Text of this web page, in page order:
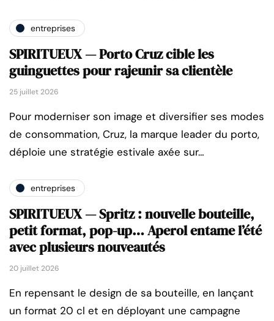
entreprises
SPIRITUEUX — Porto Cruz cible les
guinguettes pour rajeunir sa clientèle
25 juillet 2026
Pour moderniser son image et diversifier ses modes
de consommation, Cruz, la marque leader du porto,
déploie une stratégie estivale axée sur…
entreprises
SPIRITUEUX — Spritz : nouvelle bouteille,
petit format, pop-up… Aperol entame l’été
avec plusieurs nouveautés
20 juillet 2026
En repensant le design de sa bouteille, en lançant
un format 20 cl et en déployant une campagne